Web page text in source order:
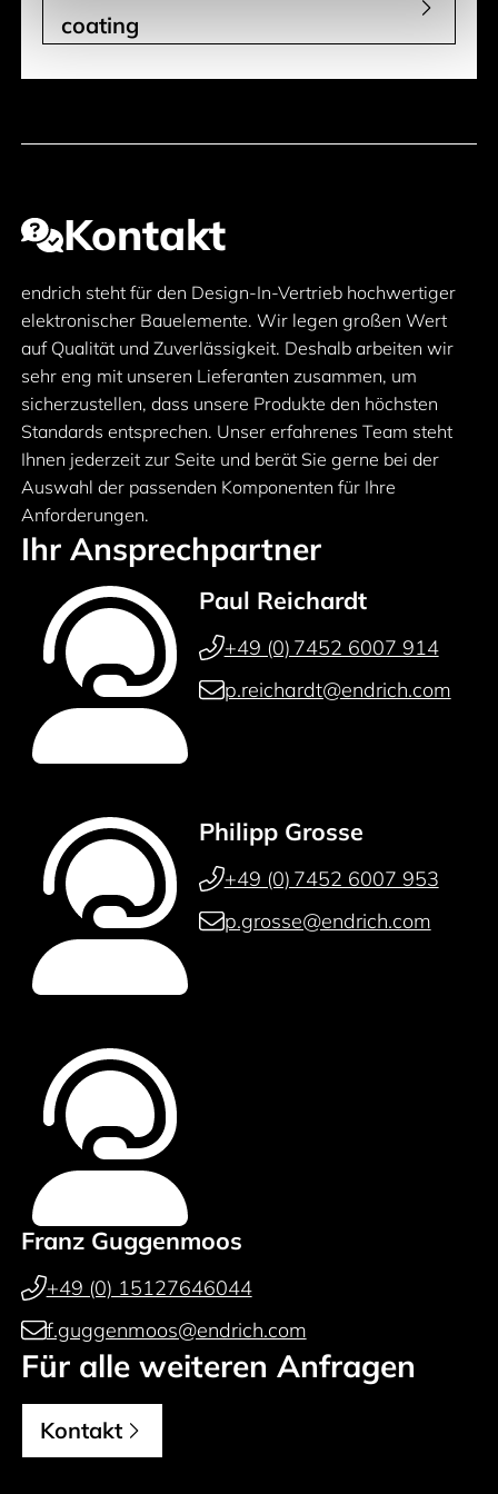
coating
Kontakt
endrich steht für den Design-In-Vertrieb hochwertiger
elektronischer Bauelemente. Wir legen großen Wert
auf Qualität und Zuverlässigkeit. Deshalb arbeiten wir
sehr eng mit unseren Lieferanten zusammen, um
sicherzustellen, dass unsere Produkte den höchsten
Standards entsprechen. Unser erfahrenes Team steht
Ihnen jederzeit zur Seite und berät Sie gerne bei der
Auswahl der passenden Komponenten für Ihre
Anforderungen.
Ihr Ansprechpartner
Paul Reichardt
+49 (0) 7452 6007 914
p.reichardt@endrich.com
Philipp Grosse
+49 (0) 7452 6007 953
p.grosse@endrich.com
Franz Guggenmoos
+49 (0) 15127646044
f.guggenmoos@endrich.com
Für alle weiteren Anfragen
Kontakt